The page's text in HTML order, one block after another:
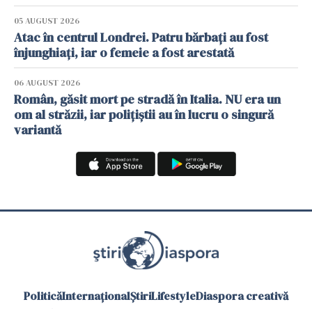
05 AUGUST 2026
Atac în centrul Londrei. Patru bărbați au fost
înjunghiați, iar o femeie a fost arestată
06 AUGUST 2026
Român, găsit mort pe stradă în Italia. NU era un
om al străzii, iar polițiștii au în lucru o singură
variantă
PoliticăInternaționalȘtiriLifestyleDiaspora creativă